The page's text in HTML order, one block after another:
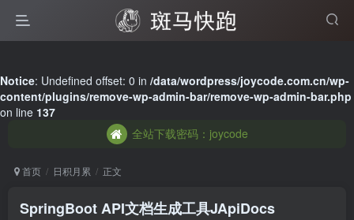
Notice: Undefined offset: 0 in /data/wordpress/joycode.com.cn/wp-
content/plugins/remove-wp-admin-bar/remove-wp-admin-bar.php
on line 137
全站下载密码：joycode
全站下载密码：joycode
全站下载密码：joycode
首页 日积月累 正文
SpringBoot API文档生成工具JApiDocs